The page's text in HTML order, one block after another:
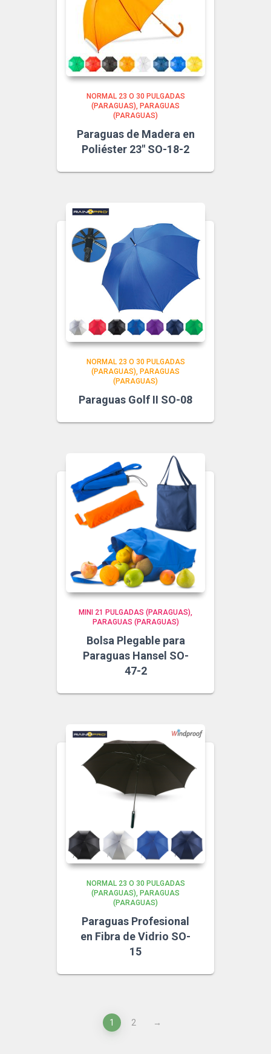
NORMAL 23 O 30 PULGADAS
(PARAGUAS)
PARAGUAS
(PARAGUAS)
Paraguas de Madera en
Poliéster 23″ SO-18-2
NORMAL 23 O 30 PULGADAS
(PARAGUAS) PARAGUAS
(PARAGUAS)
Paraguas Golf II SO-08
MINI 21 PULGADAS (PARAGUAS)
PARAGUAS (PARAGUAS)
Bolsa Plegable para
Paraguas Hansel SO-
47-2
NORMAL 23 O 30 PULGADAS
(PARAGUAS)
PARAGUAS
(PARAGUAS)
Paraguas Profesional
en Fibra de Vidrio SO-
15
1 2 →